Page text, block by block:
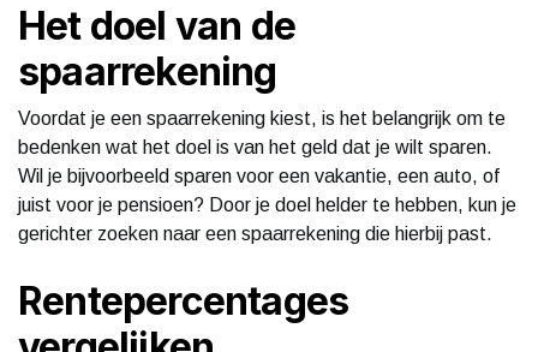
Het doel van de
spaarrekening
Voordat je een spaarrekening kiest, is het belangrijk om te
bedenken wat het doel is van het geld dat je wilt sparen.
Wil je bijvoorbeeld sparen voor een vakantie, een auto, of
juist voor je pensioen? Door je doel helder te hebben, kun je
gerichter zoeken naar een spaarrekening die hierbij past.
Rentepercentages